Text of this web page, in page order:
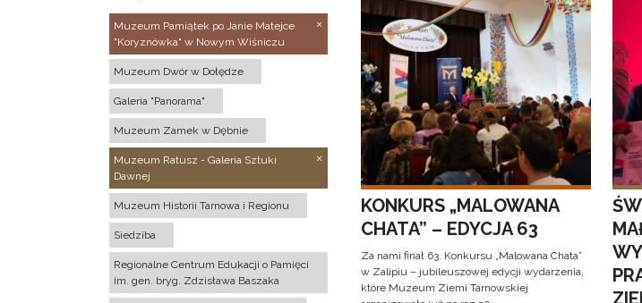
Muzeum Pamiątek po Janie Matejce
"Koryznówka" w Nowym Wiśniczu
Muzeum Dwór w Dołędze
Galeria "Panorama"
Muzeum Zamek w Dębnie
Muzeum Ratusz - Galeria Sztuki
Dawnej
Muzeum Historii Tarnowa i Regionu
Siedziba
Regionalne Centrum Edukacji o Pamięci
im. gen. bryg. Zdzisława Baszaka
KONKURS „MALOWANA
CHATA” – EDYCJA 63
Za nami finał 63. Konkursu „Malowana Chata”
w Zalipiu – jubileuszowej edycji wydarzenia,
które Muzeum Ziemi Tarnowskiej